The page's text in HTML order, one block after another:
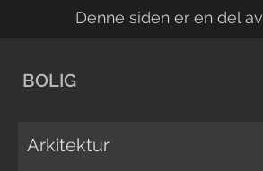
Denne siden er en del av
BOLIG
Arkitektur